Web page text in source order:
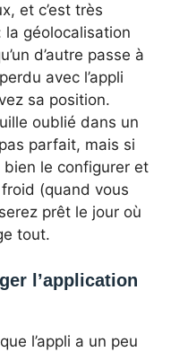
et c’est très
la géolocalisation
d’autre passe à
avec l’appli
sa position.
oublié dans un
parfait, mais si
le configurer et
(quand vous
prêt le jour où
tout.
l’application
l’appli a un peu